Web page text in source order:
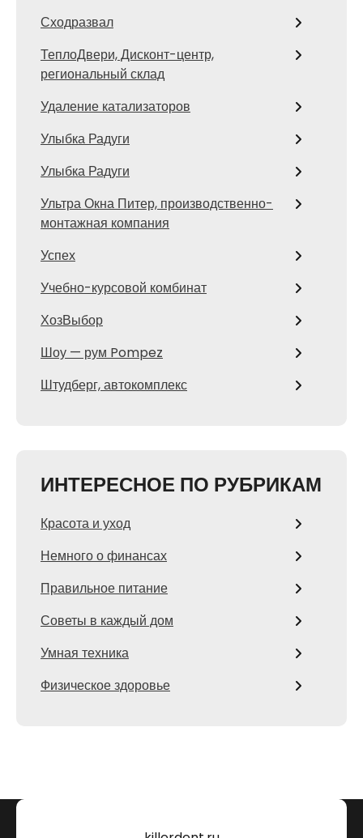
Сходразвал
ТеплоДвери, Дисконт-центр,
региональный склад
Удаление катализаторов
Улыбка Радуги
Улыбка Радуги
Ультра Окна Питер, производственно-
монтажная компания
Успех
Учебно-курсовой комбинат
ХозВыбор
Шоу — рум Pompez
Штудберг, автокомплекс
ИНТЕРЕСНОЕ ПО РУБРИКАМ
Красота и уход
Немного о финансах
Правильное питание
Советы в каждый дом
Умная техника
Физическое здоровье